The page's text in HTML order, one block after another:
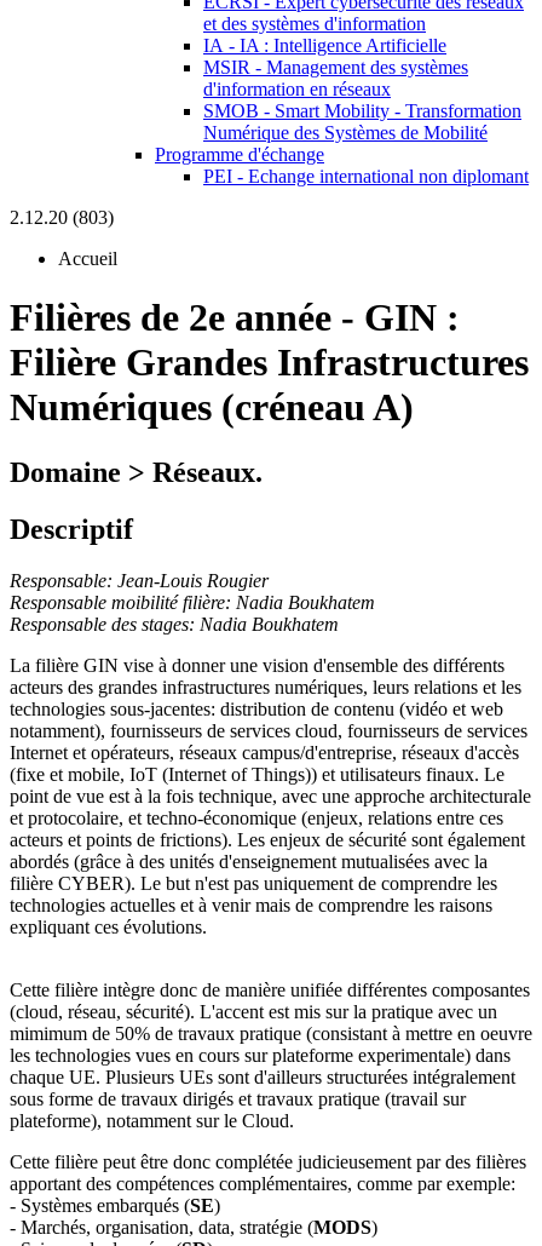
et des systèmes d'information
IA - IA : Intelligence Artificielle
MSIR - Management des systèmes
d'information en réseaux
SMOB - Smart Mobility - Transformation
Numérique des Systèmes de Mobilité
Programme d'échange
PEI - Echange international non diplomant
2.12.20 (803)
Accueil
Filières de 2e année - GIN :
Filière Grandes Infrastructures
Numériques (créneau A)
Domaine > Réseaux.
Descriptif
Responsable: Jean-Louis Rougier
Responsable moibilité filière: Nadia Boukhatem
Responsable des stages: Nadia Boukhatem
La filière GIN vise à donner une vision d'ensemble des différents
acteurs des grandes infrastructures numériques, leurs relations et les
technologies sous-jacentes: distribution de contenu (vidéo et web
notamment), fournisseurs de services cloud, fournisseurs de services
Internet et opérateurs, réseaux campus/d'entreprise, réseaux d'accès
(fixe et mobile, IoT (Internet of Things)) et utilisateurs finaux. Le
point de vue est à la fois technique, avec une approche architecturale
et protocolaire, et techno-économique (enjeux, relations entre ces
acteurs et points de frictions). Les enjeux de sécurité sont également
abordés (grâce à des unités d'enseignement mutualisées avec la
filière CYBER). Le but n'est pas uniquement de comprendre les
technologies actuelles et à venir mais de comprendre les raisons
expliquant ces évolutions.
Cette filière intègre donc de manière unifiée différentes composantes
(cloud, réseau, sécurité). L'accent est mis sur la pratique avec un
mimimum de 50% de travaux pratique (consistant à mettre en oeuvre
les technologies vues en cours sur plateforme experimentale) dans
chaque UE. Plusieurs UEs sont d'ailleurs structurées intégralement
sous forme de travaux dirigés et travaux pratique (travail sur
plateforme), notamment sur le Cloud.
Cette filière peut être donc complétée judicieusement par des filières
apportant des compétences complémentaires, comme par exemple:
- Systèmes embarqués (SE)
- Marchés, organisation, data, stratégie (MODS)